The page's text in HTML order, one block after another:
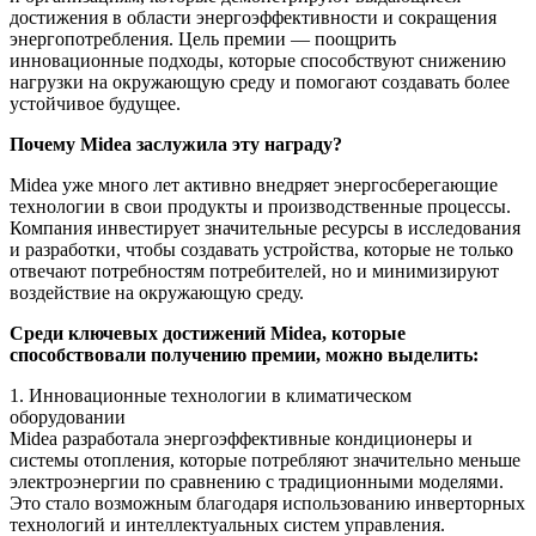
достижения в области энергоэффективности и сокращения
энергопотребления. Цель премии — поощрить
инновационные подходы, которые способствуют снижению
нагрузки на окружающую среду и помогают создавать более
устойчивое будущее.
Почему Midea заслужила эту награду?
Midea уже много лет активно внедряет энергосберегающие
технологии в свои продукты и производственные процессы.
Компания инвестирует значительные ресурсы в исследования
и разработки, чтобы создавать устройства, которые не только
отвечают потребностям потребителей, но и минимизируют
воздействие на окружающую среду.
Среди ключевых достижений Midea, которые
способствовали получению премии, можно выделить:
1. Инновационные технологии в климатическом
оборудовании
Midea разработала энергоэффективные кондиционеры и
системы отопления, которые потребляют значительно меньше
электроэнергии по сравнению с традиционными моделями.
Это стало возможным благодаря использованию инверторных
технологий и интеллектуальных систем управления.